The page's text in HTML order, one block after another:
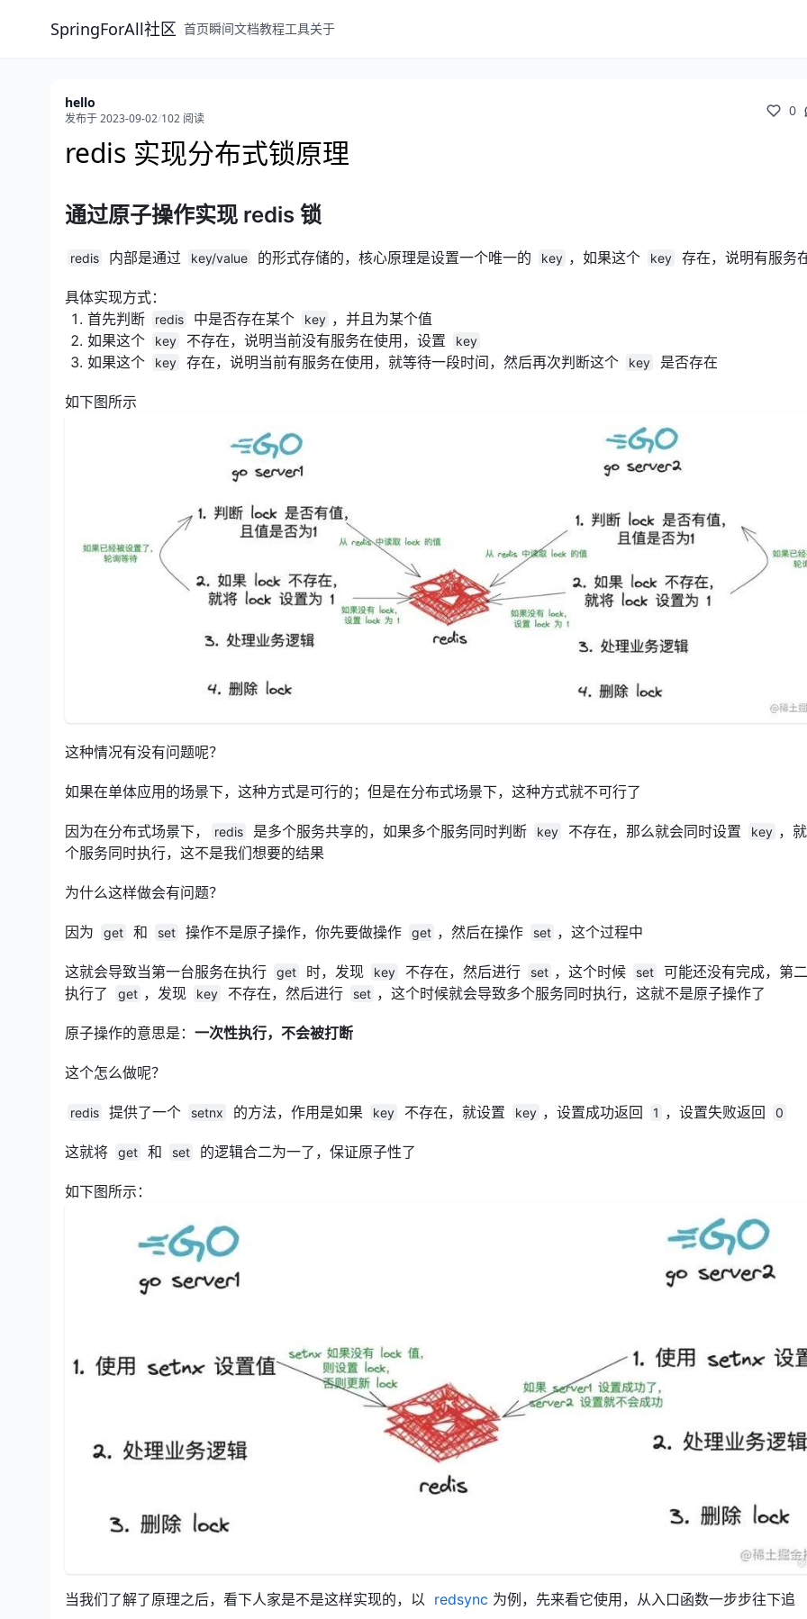
SpringForAll社区 首页瞬间文档教程工具关于
hello
发布于 2023-09-02/102 阅读 0
redis 实现分布式锁原理
通过原子操作实现 redis 锁
redis 内部是通过 key/value 的形式存储的，核心原理是设置一个唯一的 key ，如果这个 key 存在，说明有服务
具体实现方式：
首先判断
redis 中是否存在某个 key ，并且为某个值
如果这个
key 不存在，说明当前没有服务在使用，设置 key
如果这个 key 存在，说明当前有服务在使用，就等待一段时间，然后再次判断这个 key 是否存在
如下图所示
这种情况有没有问题呢？
如果在单体应用的场景下，这种方式是可行的；但是在分布式场景下，这种方式就不可行了
因为在分布式场景下， redis 是多个服务共享的，如果多个服务同时判断 key 不存在，那么就会同时设置 key ，
个服务同时执行，这不是我们想要的结果
为什么这样做会有问题？
因为 get 和 set 操作不是原子操作，你先要做操作 get ，然后在操作 set ，这个过程中
这就会导致当第一台服务在执行 get 时，发现 key 不存在，然后进行 set ，这个时候 set
可能还没有完成，第
执行了
get ，发现 key 不存在，然后进行 set ，这个时候就会导致多个服务同时执行，这就不是原子操作了
原子操作的意思是： 一次性执行，不会被打断
这个怎么做呢？
redis 提供了一个 setnx 的方法，作用是如果 key 不存在，就设置 key ，设置成功返回 1 ，设置失败返回 0
这就将 get 和 set 的逻辑合二为一了，保证原子性了
如下图所示：
当我们了解了原理之后，看下人家是不是这样实现的，以 redsync 为例，先来看它使用，从入口函数一步步往下追